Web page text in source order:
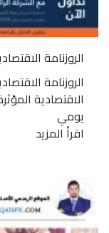
الروزنامة
الروزنامة
الاقتصادية
يومي
اقرأ المزيد